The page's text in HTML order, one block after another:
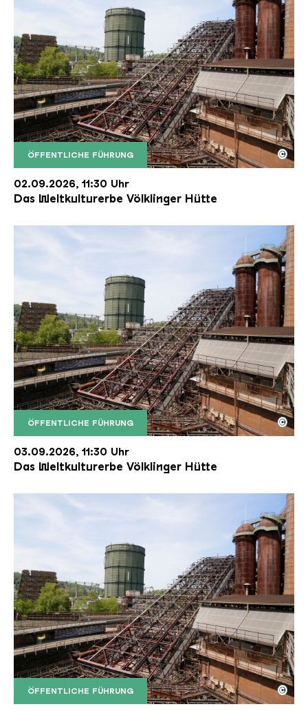
ÖFFENTLICHE FÜHRUNG
Der Erzschrägaufzug der Völklinger Hütte mit
Copyright: Weltkulturerbe Völklinger Hütte | Karl
©
02.09.2026, 11:30 Uhr
Das Weltkulturerbe Völklinger Hütte
ÖFFENTLICHE FÜHRUNG
Der Erzschrägaufzug der Völklinger Hütte mit
Copyright: Weltkulturerbe Völklinger Hütte | Karl
©
03.09.2026, 11:30 Uhr
Das Weltkulturerbe Völklinger Hütte
ÖFFENTLICHE FÜHRUNG
Der Erzschrägaufzug der Völklinger Hütte mit
Copyright: Weltkulturerbe Völklinger Hütte | Karl
©